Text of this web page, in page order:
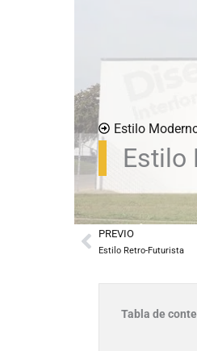
Estilo
Estilo
Prev
PREVIO
Estilo Retro-Futurista
Tabla de